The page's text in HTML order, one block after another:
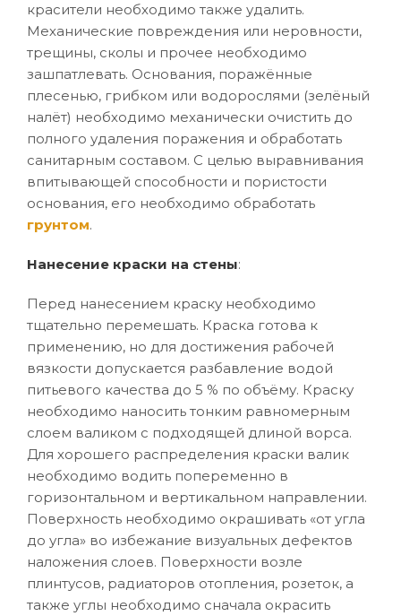
красители необходимо также удалить.
Механические повреждения или неровности,
трещины, сколы и прочее необходимо
зашпатлевать. Основания, поражённые
плесенью, грибком или водорослями (зелёный
налёт) необходимо механически очистить до
полного удаления поражения и обработать
санитарным составом. С целью выравнивания
впитывающей способности и пористости
основания, его необходимо обработать
грунтом.
Нанесение краски на стены:
Перед нанесением краску необходимо
тщательно перемешать. Краска готова к
применению, но для достижения рабочей
вязкости допускается разбавление водой
питьевого качества до 5 % по объёму. Краску
необходимо наносить тонким равномерным
слоем валиком с подходящей длиной ворса.
Для хорошего распределения краски валик
необходимо водить попеременно в
горизонтальном и вертикальном направлении.
Поверхность необходимо окрашивать «от угла
до угла» во избежание визуальных дефектов
наложения слоев. Поверхности возле
плинтусов, радиаторов отопления, розеток, а
также углы необходимо сначала окрасить